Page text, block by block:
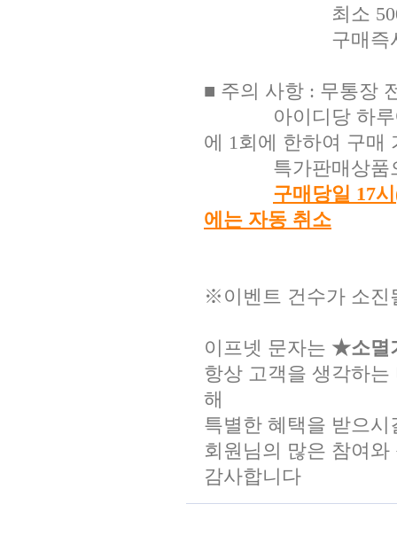
최소 500건 ~
구매즉시 바
■ 주의 사항 : 무통장
아이디당 하루에
에 1회에 한하여 구매
특가판매상품으
구매당일 17
에는 자동 취소
※이벤트 건수가 소진
이프넷 문자는 ★소멸
항상 고객을 생각하
해
특별한 혜택을 받으시
회원님의 많은 참여
감사합니다